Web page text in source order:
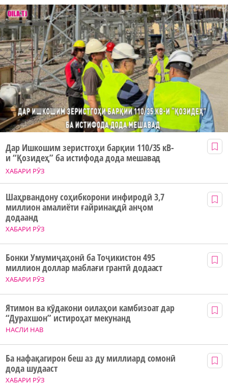
ХАБАРИ РӮЗ
Дар Ишкошим зеристгоҳи барқии 110/35 кВ-
и “Қозидеҳ” ба истифода дода мешавад
ХАБАРИ РӮЗ
Шаҳрвандону соҳибкорони инфиродӣ 3,7
миллион амалиёти ғайринақдӣ анҷом
додаанд
ХАБАРИ РӮЗ
Бонки Умумиҷаҳонӣ ба Тоҷикистон 495
миллион доллар маблағи грантӣ додааст
НАСЛИ НАВ
Ятимон ва кӯдакони оилаҳои камбизоат дар
“Дурахшон” истироҳат мекунанд
ХАБАРИ РӮЗ
Ба нафақагирон беш аз ду миллиард сомонӣ
дода шудааст